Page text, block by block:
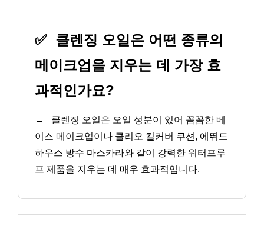
✅ 클렌징 오일은 어떤 종류의
메이크업을 지우는 데 가장 효
과적인가요?
→
클렌징 오일은 오일 성분이 있어 꼼꼼한 베
이스 메이크업이나 클리오 킬커버 쿠션, 에뛰드
하우스 방수 마스카라와 같이 강력한 워터프루
프 제품을 지우는 데 매우 효과적입니다.